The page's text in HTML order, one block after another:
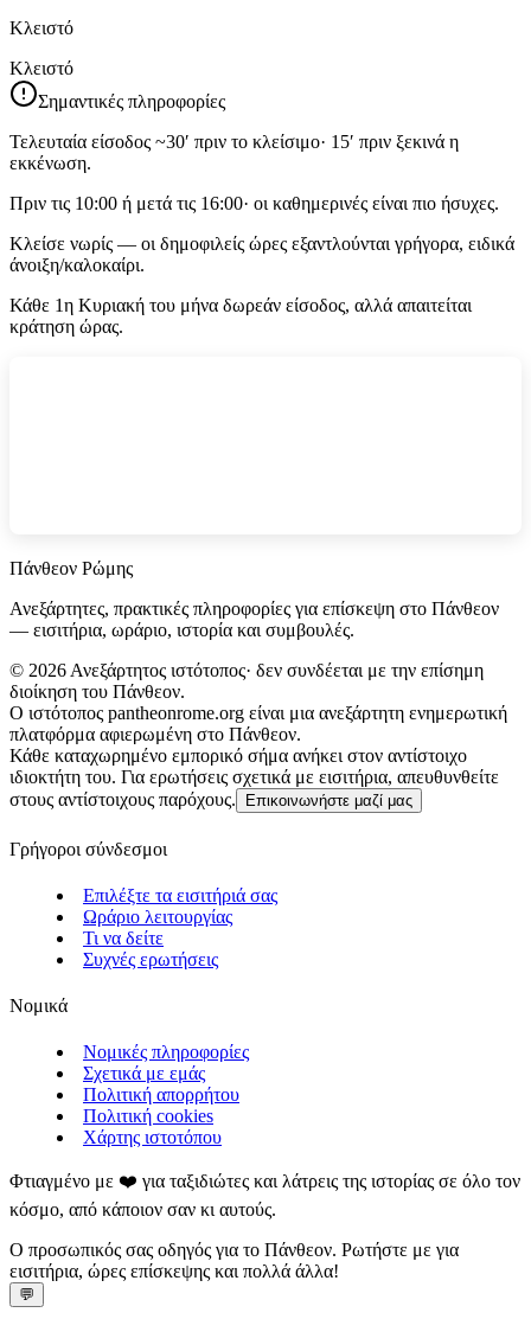
Κλειστό
Κλειστό
Σημαντικές πληροφορίες
Τελευταία είσοδος ~30′ πριν το κλείσιμο· 15′ πριν ξεκινά η
εκκένωση.
Πριν τις 10:00 ή μετά τις 16:00· οι καθημερινές είναι πιο ήσυχες.
Κλείσε νωρίς — οι δημοφιλείς ώρες εξαντλούνται γρήγορα, ειδικά
άνοιξη/καλοκαίρι.
Κάθε 1η Κυριακή του μήνα δωρεάν είσοδος, αλλά απαιτείται
κράτηση ώρας.
Πάνθεον Ρώμης
Ανεξάρτητες, πρακτικές πληροφορίες για επίσκεψη στο Πάνθεον
— εισιτήρια, ωράριο, ιστορία και συμβουλές.
© 2026 Ανεξάρτητος ιστότοπος· δεν συνδέεται με την επίσημη
διοίκηση του Πάνθεον.
Ο ιστότοπος pantheonrome.org είναι μια ανεξάρτητη ενημερωτική
πλατφόρμα αφιερωμένη στο Πάνθεον.
Κάθε καταχωρημένο εμπορικό σήμα ανήκει στον αντίστοιχο
ιδιοκτήτη του. Για ερωτήσεις σχετικά με εισιτήρια, απευθυνθείτε
στους αντίστοιχους παρόχους.
Επικοινωνήστε μαζί μας
Γρήγοροι σύνδεσμοι
Επιλέξτε τα εισιτήριά σας
Ωράριο λειτουργίας
Τι να δείτε
Συχνές ερωτήσεις
Νομικά
Νομικές πληροφορίες
Σχετικά με εμάς
Πολιτική απορρήτου
Πολιτική cookies
Χάρτης ιστοτόπου
Φτιαγμένο με ❤️ για ταξιδιώτες και λάτρεις της ιστορίας σε όλο τον
κόσμο, από κάποιον σαν κι αυτούς.
Ο προσωπικός σας οδηγός για το Πάνθεον. Ρωτήστε με για
εισιτήρια, ώρες επίσκεψης και πολλά άλλα!
💬